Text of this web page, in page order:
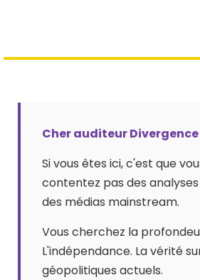
Cher auditeur
Si vous êtes ici, c'est que
contentez pas des
des médias mainstream.
Vous cherchez la
L'indépendance. La vérité
géopolitiques actuels.